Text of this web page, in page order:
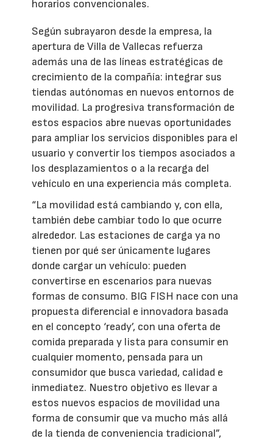
horarios convencionales.
Según subrayaron desde la empresa, la
apertura de Villa de Vallecas refuerza
además una de las líneas estratégicas de
crecimiento de la compañía: integrar sus
tiendas autónomas en nuevos entornos de
movilidad. La progresiva transformación de
estos espacios abre nuevas oportunidades
para ampliar los servicios disponibles para el
usuario y convertir los tiempos asociados a
los desplazamientos o a la recarga del
vehículo en una experiencia más completa.
“La movilidad está cambiando y, con ella,
también debe cambiar todo lo que ocurre
alrededor. Las estaciones de carga ya no
tienen por qué ser únicamente lugares
donde cargar un vehículo: pueden
convertirse en escenarios para nuevas
formas de consumo. BIG FISH nace con una
propuesta diferencial e innovadora basada
en el concepto ‘ready’, con una oferta de
comida preparada y lista para consumir en
cualquier momento, pensada para un
consumidor que busca variedad, calidad e
inmediatez. Nuestro objetivo es llevar a
estos nuevos espacios de movilidad una
forma de consumir que va mucho más allá
de la tienda de conveniencia tradicional”,